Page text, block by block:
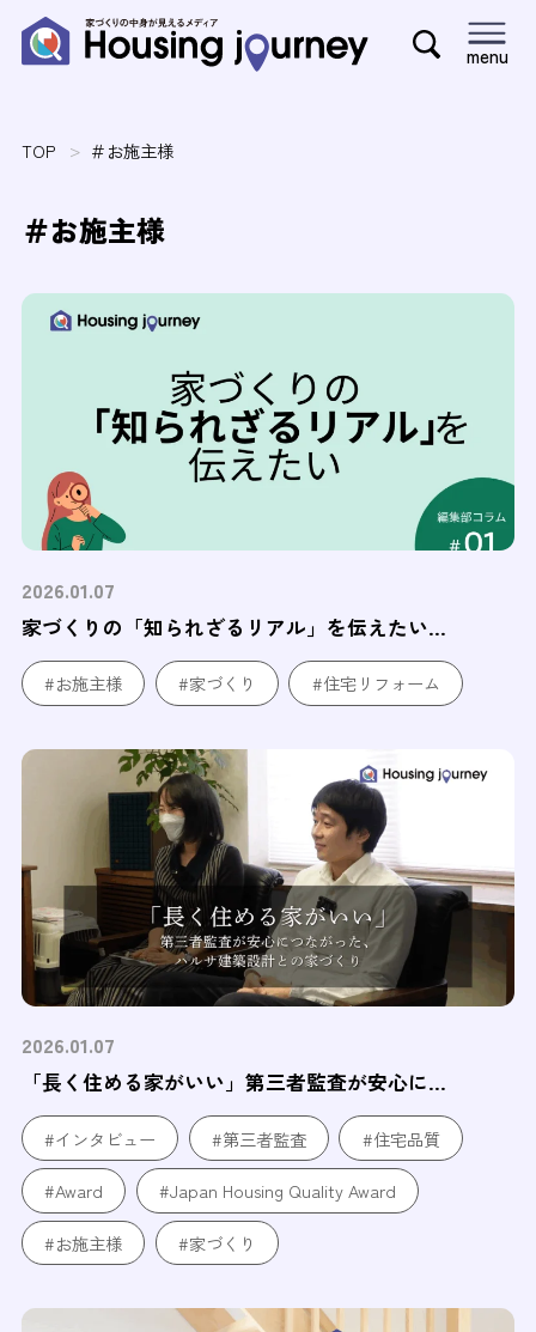
menu
TOP ＃お施主様
＃お施主様
2026.01.07
家づくりの「知られざるリアル」を伝えたい...
#お施主様 #家づくり #住宅リフォーム
2026.01.07
「長く住める家がいい」第三者監査が安心に...
#インタビュー #第三者監査 #住宅品質
#Award #Japan Housing Quality Award
#お施主様 #家づくり